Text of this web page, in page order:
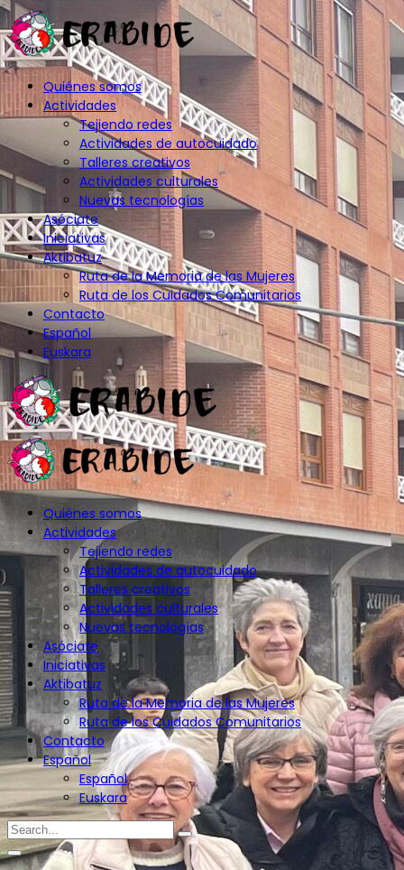
Quiénes somos
Actividades
Tejiendo redes
Actividades de autocuidado
Talleres creativos
Actividades culturales
Nuevas tecnologías
Asóciate
Iniciativas
Aktibatuz
Ruta de la Memoria de las Mujeres
Ruta de los Cuidados Comunitarios
Contacto
Español
Euskara
Quiénes somos
Actividades
Tejiendo redes
Actividades de autocuidado
Talleres creativos
Actividades culturales
Nuevas tecnologías
Asóciate
Iniciativas
Aktibatuz
Ruta de la Memoria de las Mujeres
Ruta de los Cuidados Comunitarios
Contacto
Español
Español
Euskara